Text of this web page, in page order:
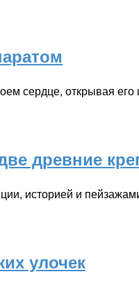
сердце, открывая его
древние
историей и
улочек